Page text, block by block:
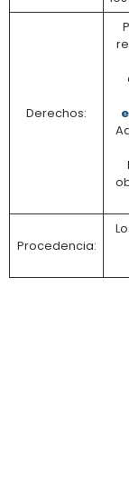
Derechos:
Procedencia: